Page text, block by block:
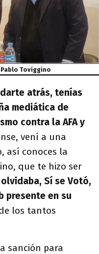
Toviggino
atrás, tenías
mediática de
contra la AFA y
vení a una
así conoces la
que te hizo ser
Sí se Votó,
presente en su
los tantos
sanción para